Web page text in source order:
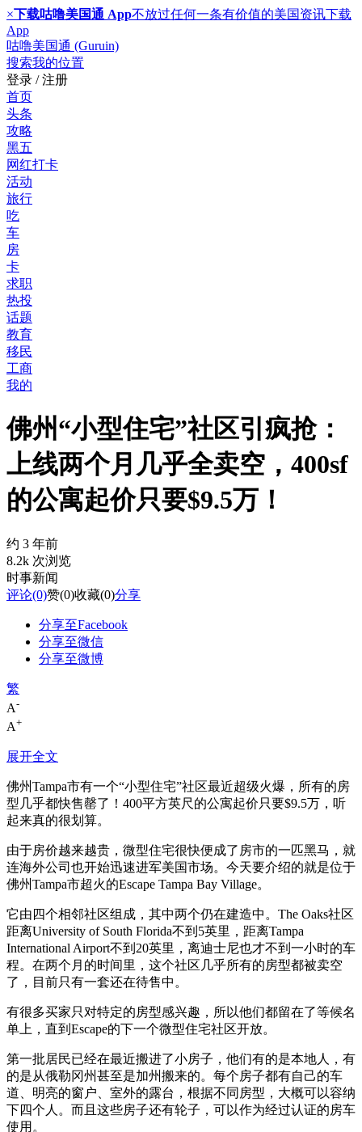
×下载咕噜美国通 App不放过任何一条有价值的美国资讯下载
App
咕噜美国通 (Guruin)
搜索我的位置
登录 / 注册
首页
头条
攻略
黑五
网红打卡
活动
旅行
吃
车
房
卡
求职
热投
话题
教育
移民
工商
我的
佛州“小型住宅”社区引疯抢：
上线两个月几乎全卖空，400sf
的公寓起价只要$9.5万！
约 3 年前
8.2k 次浏览
时事新闻
评论(0)赞(0)收藏(0)分享
分享至Facebook
分享至微信
分享至微博
繁
A-
A+
展开全文
佛州Tampa市有一个“小型住宅”社区最近超级火爆，所有的房
型几乎都快售罄了！400平方英尺的公寓起价只要$9.5万，听
起来真的很划算。
由于房价越来越贵，微型住宅很快便成了房市的一匹黑马，就
连海外公司也开始迅速进军美国市场。今天要介绍的就是位于
佛州Tampa市超火的Escape Tampa Bay Village。
它由四个相邻社区组成，其中两个仍在建造中。The Oaks社区
距离University of South Florida不到5英里，距离Tampa
International Airport不到20英里，离迪士尼也才不到一小时的车
程。在两个月的时间里，这个社区几乎所有的房型都被卖空
了，目前只有一套还在待售中。
有很多买家只对特定的房型感兴趣，所以他们都留在了等候名
单上，直到Escape的下一个微型住宅社区开放。
第一批居民已经在最近搬进了小房子，他们有的是本地人，有
的是从俄勒冈州甚至是加州搬来的。每个房子都有自己的车
道、明亮的窗户、室外的露台，根据不同房型，大概可以容纳
下四个人。而且这些房子还有轮子，可以作为经过认证的房车
使用。